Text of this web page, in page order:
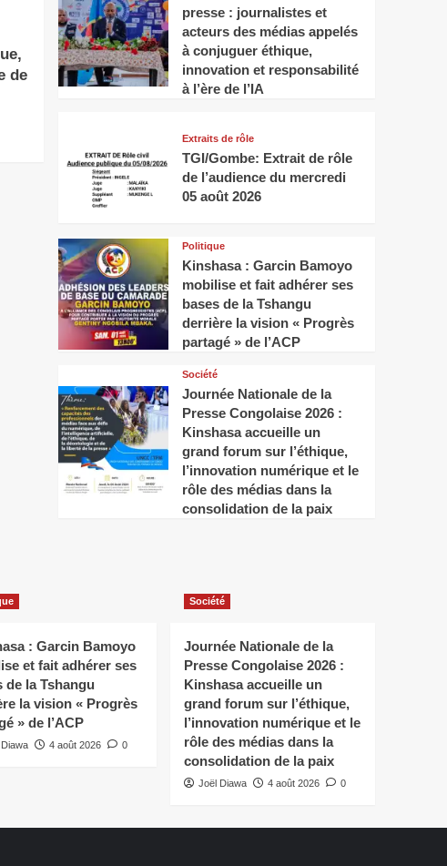
de
presse : journalistes et
acteurs des médias appelés
à conjuguer éthique,
innovation et responsabilité
à l’ère de l’IA
Extraits de rôle
TGI/Gombe: Extrait de rôle
de l’audience du mercredi
05 août 2026
Politique
Kinshasa : Garcin Bamoyo
mobilise et fait adhérer ses
bases de la Tshangu
derrière la vision « Progrès
partagé » de l’ACP
Société
Journée Nationale de la
Presse Congolaise 2026 :
Kinshasa accueille un
grand forum sur l’éthique,
l’innovation numérique et le
rôle des médias dans la
consolidation de la paix
: Garcin Bamoyo
et fait adhérer ses
de la Tshangu
la vision « Progrès
» de l’ACP
4 août 2026 0
Société
Journée Nationale de la
Presse Congolaise 2026 :
Kinshasa accueille un
grand forum sur l’éthique,
l’innovation numérique et le
rôle des médias dans la
consolidation de la paix
Joël Diawa 4 août 2026 0